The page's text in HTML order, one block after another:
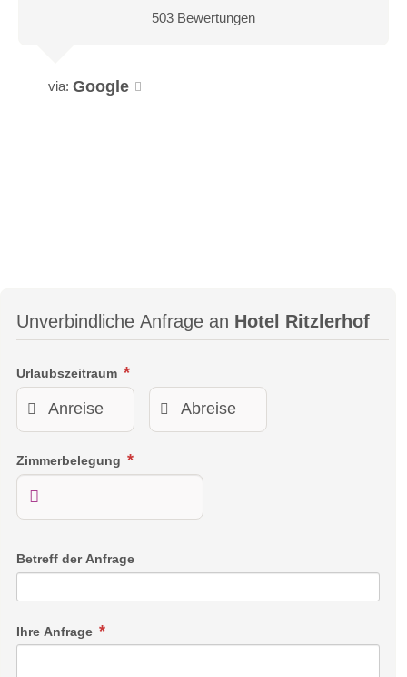
503 Bewertungen
via: Google
Unverbindliche Anfrage an Hotel Ritzlerhof
Urlaubszeitraum
Zimmerbelegung
Betreff der Anfrage
Ihre Anfrage